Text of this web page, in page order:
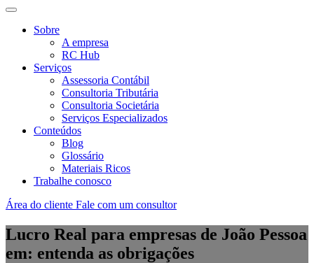
Sobre
A empresa
RC Hub
Serviços
Assessoria Contábil
Consultoria Tributária
Consultoria Societária
Serviços Especializados
Conteúdos
Blog
Glossário
Materiais Ricos
Trabalhe conosco
Área do cliente Fale com um consultor
Lucro Real para empresas de João Pessoa
em: entenda as obrigações